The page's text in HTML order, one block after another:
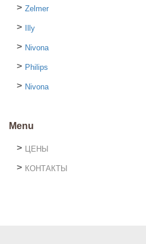
Zelmer
Illy
Nivona
Philips
Nivona
Menu
ЦЕНЫ
КОНТАКТЫ